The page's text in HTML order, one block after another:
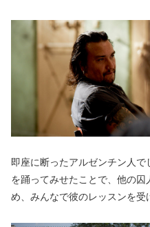
即座に断ったアルゼンチン人
を踊ってみせたことで、他の
め、みんなで彼のレッスンを受